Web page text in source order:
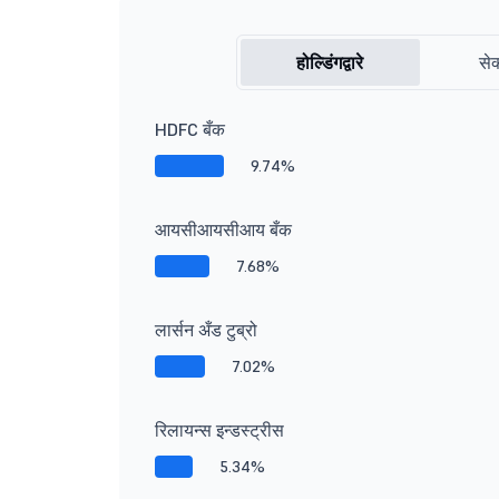
होल्डिंगद्वारे
HDFC बँक
9.74%
आयसीआयसीआय बँक
7.68%
लार्सन अँड टुब्रो
7.02%
रिलायन्स इन्डस्ट्रीस
5.34%